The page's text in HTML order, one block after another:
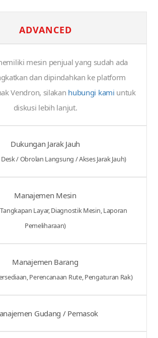
ADVANCED
mesin penjual yang sudah ada
dan dipindahkan ke platform
Vendron, silakan hubungi kami untuk
diskusi lebih lanjut.
Dukungan Jarak Jauh
/ Obrolan Langsung / Akses Jarak Jauh)
Manajemen Mesin
Layar, Diagnostik Mesin, Laporan
Pemeliharaan)
Manajemen Barang
Perencanaan Rute, Pengaturan Rak)
Gudang / Pemasok